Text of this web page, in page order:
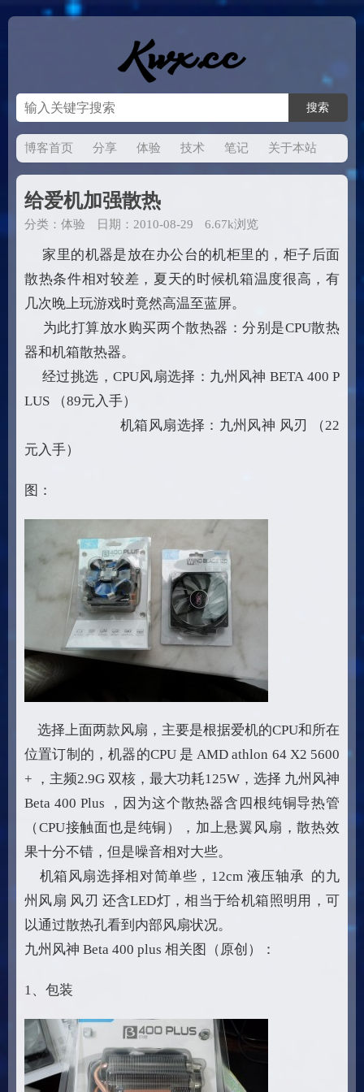
博客首页 分享 体验 技术 笔记 关于本站
给爱机加强散热
分类： 体验 日期：2010-08-29 6.67k浏览
家里的机器是放在办公台的机柜里的，柜子后面
散热条件相对较差，夏天的时候机箱温度很高，有
几次晚上玩游戏时竟然高温至蓝屏。
为此打算放水购买两个散热器：分别是CPU散热
器和机箱散热器。
经过挑选，CPU风扇选择：九州风神 BETA 400 P
LUS （89元入手）
机箱风扇选择：九州风神 风刃 （22
元入手）
图：
选择上面两款风扇，主要是根据爱机的CPU和所在
位置订制的，机器的CPU 是 AMD athlon 64 X2 5600
+ ，主频2.9G 双核，最大功耗125W，选择 九州风神
Beta 400 Plus ，因为这个散热器含四根纯铜导热管
（CPU接触面也是纯铜），加上悬翼风扇，散热效
果十分不错，但是噪音相对大些。
机箱风扇选择相对简单些，12cm 液压轴承 的九
州风扇 风刃 还含LED灯，相当于给机箱照明用，可
以通过散热孔看到内部风扇状况。
九州风神 Beta 400 plus 相关图（原创）：
1、包装